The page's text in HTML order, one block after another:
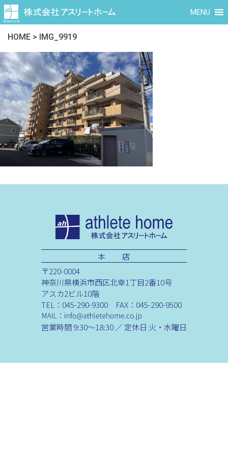
MENU
HOME > IMG_9919
本 店
〒220-0004
神奈川県横浜市西区北幸1丁目2番10号
アスカ2ビル10階
TEL：045-290-9300 FAX：045-290-9500
営業時間 9:30～18:30 ／ 定休日 火・水曜日